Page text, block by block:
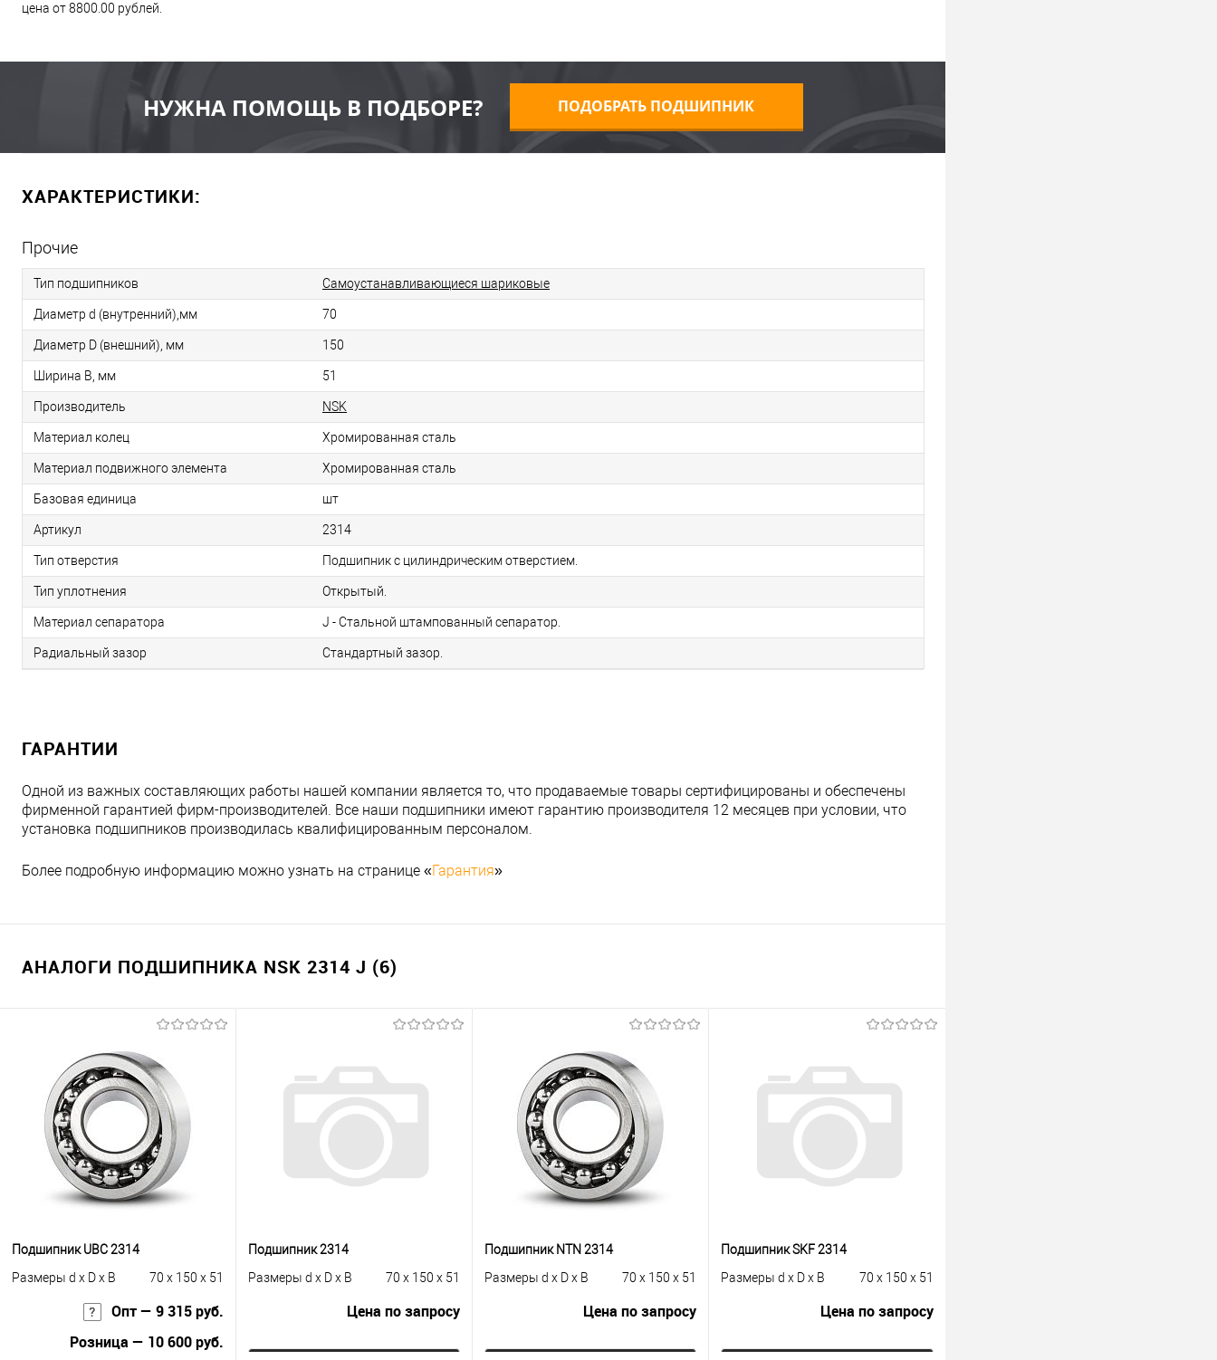
цена от 8800.00 рублей.
НУЖНА ПОМОЩЬ В ПОДБОРЕ? ПОДОБРАТЬ ПОДШИПНИК
ХАРАКТЕРИСТИКИ:
Прочие
Тип подшипников Самоустанавливающиеся шариковые
Диаметр d (внутренний),мм 70
Диаметр D (внешний), мм 150
Ширина B, мм 51
Производитель NSK
Материал колец Хромированная сталь
Материал подвижного элемента Хромированная сталь
Базовая единица шт
Артикул 2314
Тип отверстия Подшипник с цилиндрическим отверстием.
Тип уплотнения Открытый.
Материал сепаратора J - Стальной штампованный сепаратор.
Радиальный зазор Стандартный зазор.
ГАРАНТИИ
Одной из важных составляющих работы нашей компании является то, что продаваемые товары сертифицированы и обеспечены
фирменной гарантией фирм-производителей. Все наши подшипники имеют гарантию производителя 12 месяцев при условии, что
установка подшипников производилась квалифицированным персоналом.
Более подробную информацию можно узнать на странице «Гарантия»
АНАЛОГИ ПОДШИПНИКА NSK 2314 J (6)
Подшипник UBC 2314
Размеры d x D x B
70 x 150 x 51
Опт — 9 315 руб.
Розница — 10 600 руб.
Подшипник 2314
Размеры d x D x B
70 x 150 x 51
Цена по запросу
Подшипник NTN 2314
Размеры d x D x B
70 x 150 x 51
Цена по запросу
Подшипник SKF 2314
Размеры d x D x B
70 x 150 x 51
Цена по запросу